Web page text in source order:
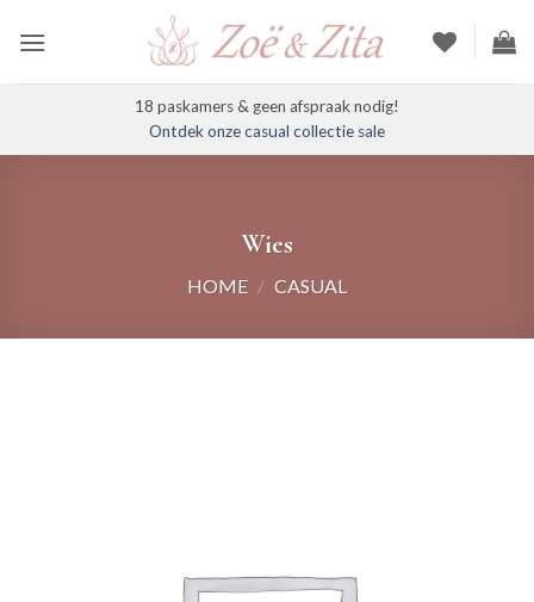
naar
18 paskamers & geen afspraak nodig!
Ontdek onze casual collectie sale
Wies
HOME / CASUAL